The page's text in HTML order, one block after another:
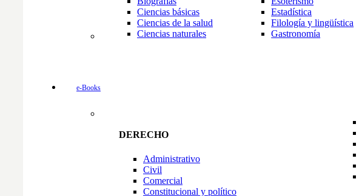
Ciencias básicas
Ciencias de la salud
Ciencias naturales
Estadística
Filología y lingüística
Gastronomía
e-Books
DERECHO
Administrativo
Civil
Comercial
Constitucional y político